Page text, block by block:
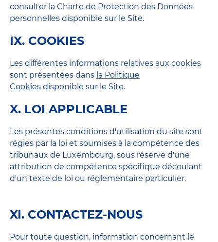
consulter la Charte de Protection des Données
personnelles disponible sur le Site.
IX. COOKIES
Les différentes informations relatives aux cookies
sont présentées dans la Politique
Cookies disponible sur le Site.
X. LOI APPLICABLE
Les présentes conditions d'utilisation du site sont
régies par la loi et soumises à la compétence des
tribunaux de Luxembourg, sous réserve d'une
attribution de compétence spécifique découlant
d'un texte de loi ou réglementaire particulier.
XI. CONTACTEZ-NOUS
Pour toute question, information concernant le